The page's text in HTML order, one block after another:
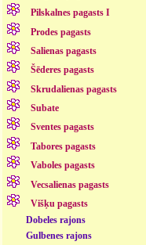
Pilskalnes pagasts I
Prodes pagasts
Salienas pagasts
Šēderes pagasts
Skrudalienas pagasts
Subate
Sventes pagasts
Tabores pagasts
Vaboles pagasts
Vecsalienas pagasts
Višķu pagasts
Dobeles rajons
Gulbenes rajons